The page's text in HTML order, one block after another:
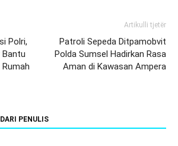
Polri,
Bantu
Artikulli tjetër
Patroli Sepeda Ditpamobvit
Polda Sumsel Hadirkan Rasa
Aman di Kawasan Ampera
DARI PENULIS